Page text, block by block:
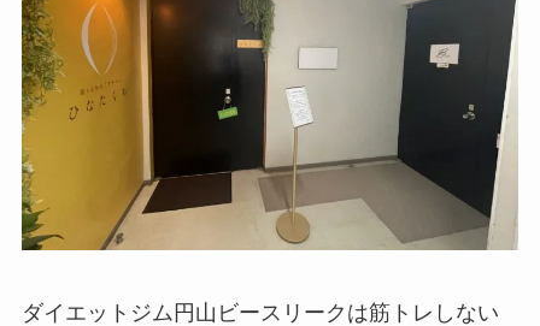
ダイエットジム円山ビースリークは筋トレしない